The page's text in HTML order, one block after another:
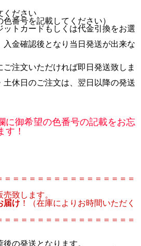
ください
号を記載してください）
ットカードもしくは代金引換をお選
金確認後となり当日発送が出来な
文いただければ即日発送致しま
日のご注文は、翌日以降の発送
に御希望の色番号の記載をお忘
す！
＝＝＝＝＝＝＝＝＝＝＝＝＝＝＝＝
致します。
届け ！（在庫によりお時間いただく
＝＝＝＝＝＝＝＝＝＝＝＝＝＝＝＝
の発送となります。